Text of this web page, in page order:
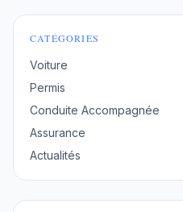
CATÉGORIES
Voiture
Permis
Conduite Accompagnée
Assurance
Actualités